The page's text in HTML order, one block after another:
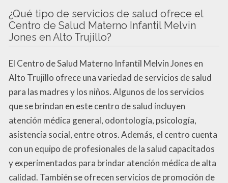
¿Qué tipo de servicios de salud ofrece el
Centro de Salud Materno Infantil Melvin
Jones en Alto Trujillo?
El Centro de Salud Materno Infantil Melvin Jones en
Alto Trujillo ofrece una variedad de servicios de salud
para las madres y los niños. Algunos de los servicios
que se brindan en este centro de salud incluyen
atención médica general, odontología, psicología,
asistencia social, entre otros. Además, el centro cuenta
con un equipo de profesionales de la salud capacitados
y experimentados para brindar atención médica de alta
calidad. También se ofrecen servicios de promoción de